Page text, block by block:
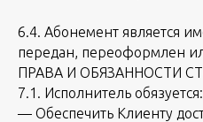
6.4. Абонемент является
передан, переоформлен
ПРАВА И ОБЯЗАННОСТИ
7.1. Исполнитель обязуется:
— Обеспечить Клиенту